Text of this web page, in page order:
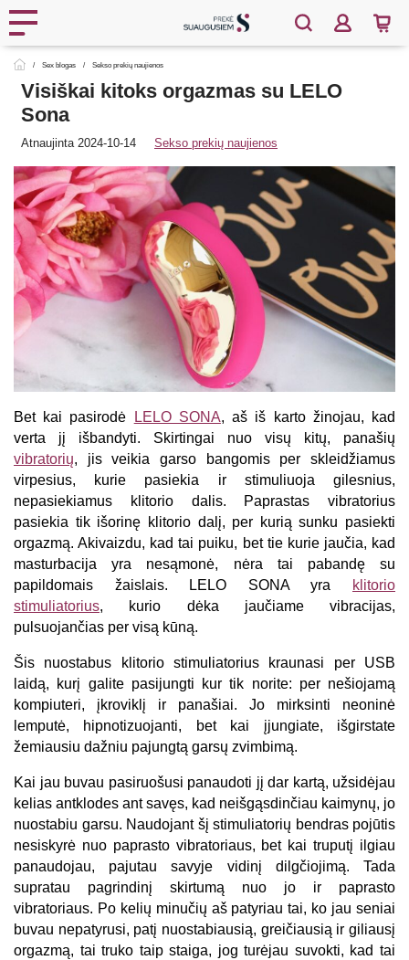
Sex blogas Sekso prekių naujienos
Visiškai kitoks orgazmas su LELO
Sona
Atnaujinta 2024-10-14 Sekso prekių naujienos
Bet kai pasirodė LELO SONA, aš iš karto žinojau, kad
verta jį išbandyti. Skirtingai nuo visų kitų, panašių
vibratorių, jis veikia garso bangomis per skleidžiamus
virpesius, kurie pasiekia ir stimuliuoja gilesnius,
nepasiekiamus klitorio dalis. Paprastas vibratorius
pasiekia tik išorinę klitorio dalį, per kurią sunku pasiekti
orgazmą. Akivaizdu, kad tai puiku, bet tie kurie jaučia, kad
masturbacija yra nesąmonė, nėra tai pabandę su
papildomais žaislais. LELO SONA yra
klitorio
stimuliatorius, kurio dėka jaučiame vibracijas,
pulsuojančias per visą kūną.
Šis nuostabus klitorio stimuliatorius kraunasi per USB
laidą, kurį galite pasijungti kur tik norite: per nešiojamą
kompiuteri, įkroviklį ir panašiai. Jo mirksinti neoninė
lemputė, hipnotizuojanti, bet kai įjungiate, išgirstate
žemiausiu dažniu pajungtą garsų zvimbimą.
Kai jau buvau pasiruošusi panaudoti jį dar kartą, užsidėjau
kelias antklodes ant savęs, kad neišgąsdinčiau kaimynų, jo
nuostabiu garsu. Naudojant šį stimuliatorių bendras pojūtis
nesiskyrė nuo paprasto vibratoriaus, bet kai truputį ilgiau
panaudojau, pajutau savyje vidinį dilgčiojimą. Tada
supratau pagrindinį skirtumą nuo jo ir paprasto
vibratoriaus. Po kelių minučių aš patyriau tai, ko jau seniai
buvau nepatyrusi, patį nuostabiausią, greičiausią ir giliausį
orgazmą, tai truko taip staiga, jog turėjau suvokti, kad tai